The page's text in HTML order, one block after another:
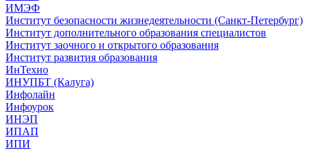
ИМЭФ
Институт безопасности жизнедеятельности (Санкт-Петербург)
Институт дополнительного образования специалистов
Институт заочного и открытого образования
Институт развития образования
ИнТехно
ИНУПБТ (Калуга)
Инфолайн
Инфоурок
ИНЭП
ИПАП
ИПИ